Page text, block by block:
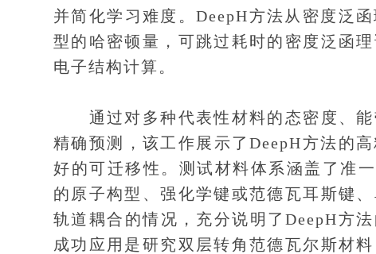
并简化学习难度。DeepH方法从密度泛
型的哈密顿量，可跳过耗时的密度泛函
电子结构计算。
通过对多种代表性材料的态密度、能
精确预测，该工作展示了DeepH方法的
好的可迁移性。测试材料体系涵盖了准
的原子构型、强化学键或范德瓦耳斯键
轨道耦合的情况，充分说明了DeepH方
成功应用是研究双层转角范德瓦尔斯材